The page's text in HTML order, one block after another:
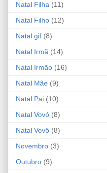
Natal Filha (11)
Natal Filho (12)
Natal gif (8)
Natal Irmã (14)
Natal Irmão (16)
Natal Mãe (9)
Natal Pai (10)
Natal Vovó (8)
Natal Vovô (8)
Novembro (3)
Outubro (9)